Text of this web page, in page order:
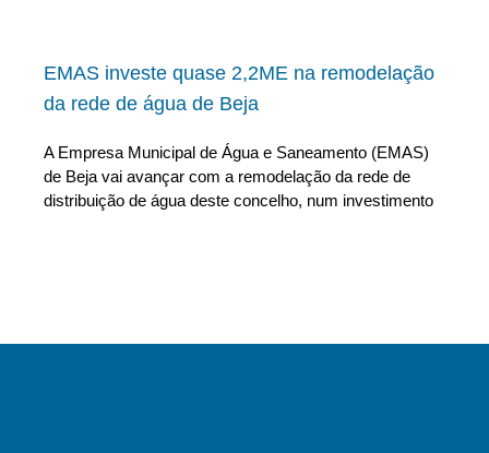
EMAS investe quase 2,2ME na remodelação
da rede de água de Beja
A Empresa Municipal de Água e Saneamento (EMAS)
de Beja vai avançar com a remodelação da rede de
distribuição de água deste concelho, num investimento